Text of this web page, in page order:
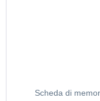
Scheda di